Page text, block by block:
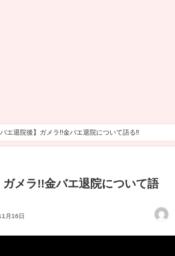
バエ退院後】ガメラ!!金バエ退院について語る‼
ガメラ!!金バエ退院について語
月16日